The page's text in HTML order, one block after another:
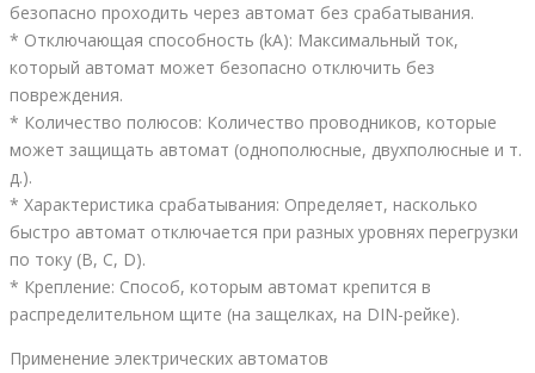
безопасно проходить через автомат без срабатывания.
* Отключающая способность (kA): Максимальный ток,
который автомат может безопасно отключить без
повреждения.
* Количество полюсов: Количество проводников, которые
может защищать автомат (однополюсные, двухполюсные и т.
д.).
* Характеристика срабатывания: Определяет, насколько
быстро автомат отключается при разных уровнях перегрузки
по току (B, C, D).
* Крепление: Способ, которым автомат крепится в
распределительном щите (на защелках, на DIN-рейке).
Применение электрических автоматов